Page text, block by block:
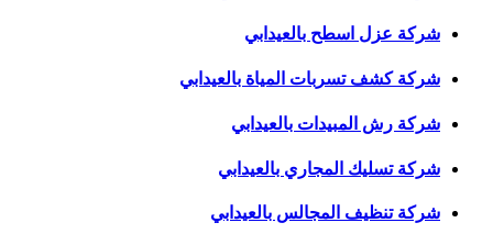
شركة عزل اسطح بالعيدابي
شركة كشف تسربات المياة بالعيدابي
شركة رش المبيدات بالعيدابي
شركة تسليك المجاري بالعيدابي
شركة تنظيف المجالس بالعيدابي